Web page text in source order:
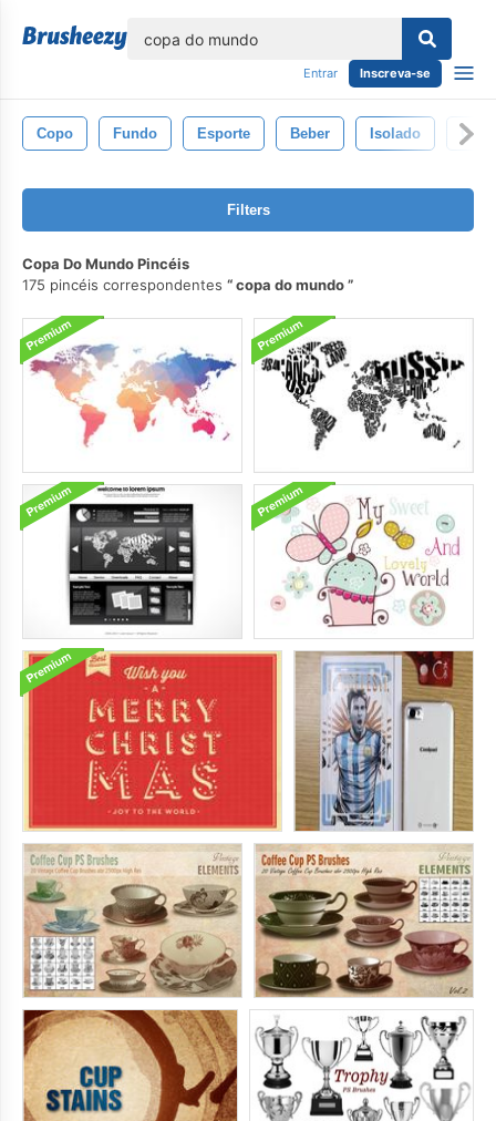
Entrar Inscreva-se
Copo Fundo Esporte Beber Isolado Café
Filters
Copa Do Mundo Pincéis
175 pincéis correspondentes
copa do mundo